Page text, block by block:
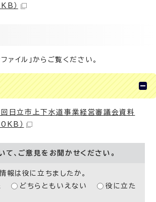
）
ァイル」からご覧ください。
日立市上下水道事業経営審議会資料
）
て、ご意見をお聞かせください。
報は役に立ちましたか。
どちらともいえない
役に立た